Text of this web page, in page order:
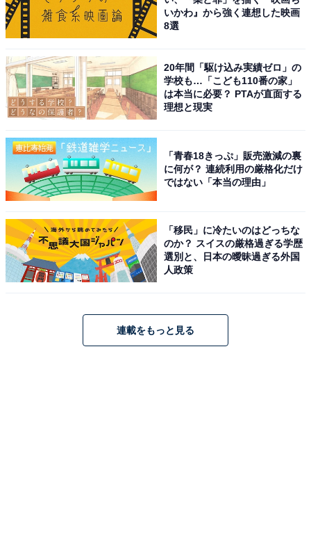
いかわ』から強く連想した映画
8選
20年間「駆け込み実績ゼロ」の
学校も…「こども110番の家」
は本当に必要？ PTAが直面する
理想と現実
「青春18きっぷ」販売激減の裏
に何が？ 連続利用の厳格化だけ
ではない「本当の理由」
「移民」に冷たいのはどっちな
のか？ スイスの厳格過ぎる学歴
選別と、日本の曖昧過ぎる外国
人政策
連載をもっと見る